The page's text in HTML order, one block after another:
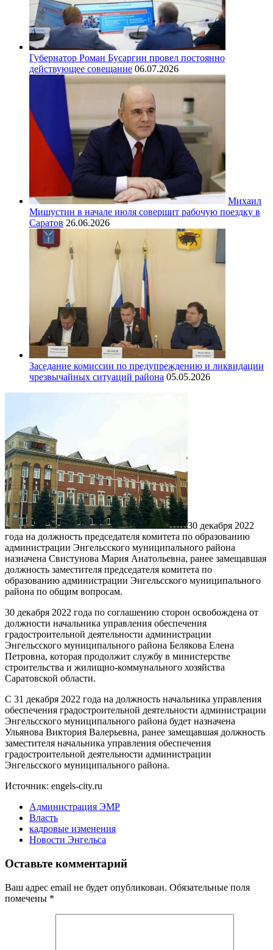
Губернатор Роман Бусаргин провел постоянно
действующее совещание 06.07.2026
Михаил
Мишустин в начале июля совершит рабочую поездку в
Саратов 26.06.2026
Заседание комиссии по предупреждению и ликвидации
чрезвычайных ситуаций района 05.05.2026
30 декабря 2022
года на должность председателя комитета по образованию
администрации Энгельсского муниципального района
назначена Свистунова Мария Анатольевна, ранее замещавшая
должность заместителя председателя комитета по
образованию администрации Энгельсского муниципального
района по общим вопросам.
30 декабря 2022 года по соглашению сторон освобождена от
должности начальника управления обеспечения
градостроительной деятельности администрации
Энгельсского муниципального района Белякова Елена
Петровна, которая продолжит службу в министерстве
строительства и жилищно-коммунального хозяйства
Саратовской области.
С 31 декабря 2022 года на должность начальника управления
обеспечения градостроительной деятельности администрации
Энгельсского муниципального района будет назначена
Ульянова Виктория Валерьевна, ранее замещавшая должность
заместителя начальника управления обеспечения
градостроительной деятельности администрации
Энгельсского муниципального района.
Источник: engels-city.ru
Администрация ЭМР
Власть
кадровые изменения
Новости Энгельса
Оставьте комментарий
Ваш адрес email не будет опубликован. Обязательные поля
помечены *